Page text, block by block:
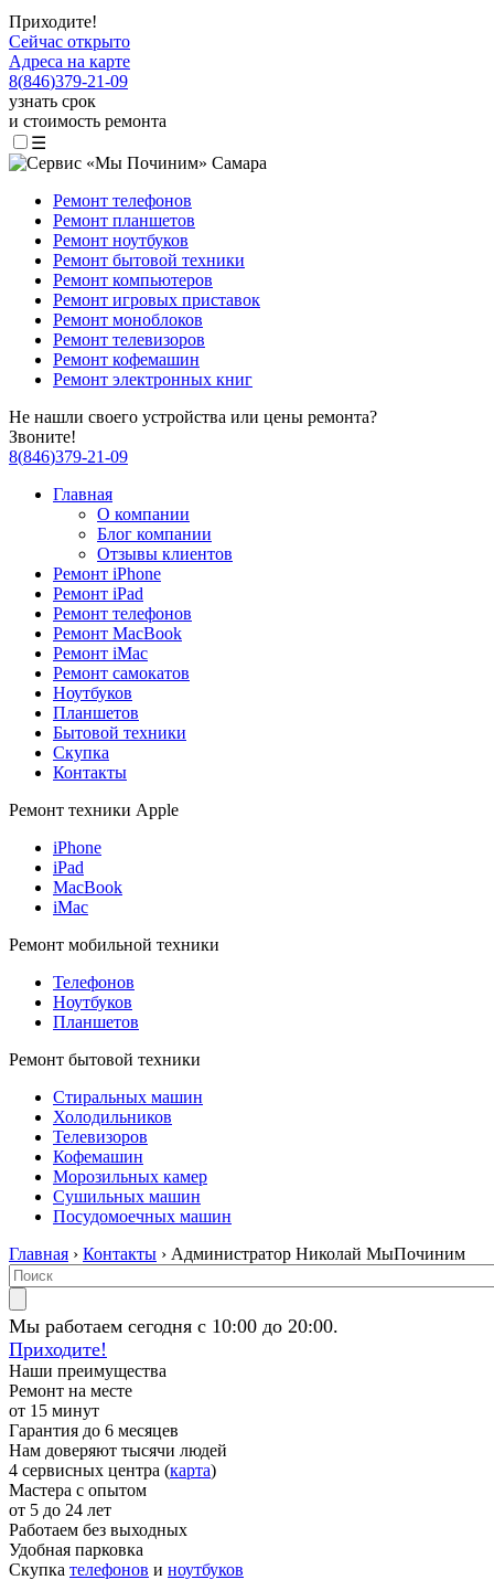
Приходите!
Сейчас открыто
Адреса на карте
8(846)379-21-09
узнать срок
и стоимость ремонта
☰
Ремонт телефонов
Ремонт планшетов
Ремонт ноутбуков
Ремонт бытовой техники
Ремонт компьютеров
Ремонт игровых приставок
Ремонт моноблоков
Ремонт телевизоров
Ремонт кофемашин
Ремонт электронных книг
Не нашли своего устройства или цены ремонта?
Звоните!
8(846)379-21-09
Главная
О компании
Блог компании
Отзывы клиентов
Ремонт iPhone
Ремонт iPad
Ремонт телефонов
Ремонт MacBook
Ремонт iMac
Ремонт самокатов
Ноутбуков
Планшетов
Бытовой техники
Скупка
Контакты
Ремонт техники Apple
iPhone
iPad
MacBook
iMac
Ремонт мобильной техники
Телефонов
Ноутбуков
Планшетов
Ремонт бытовой техники
Стиральных машин
Холодильников
Телевизоров
Кофемашин
Морозильных камер
Сушильных машин
Посудомоечных машин
Главная › Контакты › Администратор Николай МыПочиним
Мы работаем сегодня с 10:00 до 20:00.
Приходите!
Наши преимущества
Ремонт на месте
от 15 минут
Гарантия до 6 месяцев
Нам доверяют тысячи людей
4 сервисных центра (карта)
Мастера с опытом
от 5 до 24 лет
Работаем без выходных
Удобная парковка
Скупка телефонов и ноутбуков